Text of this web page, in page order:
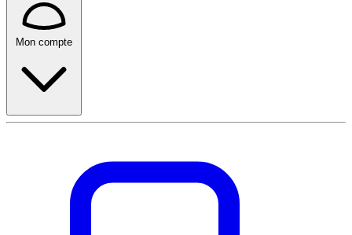
Mon compte